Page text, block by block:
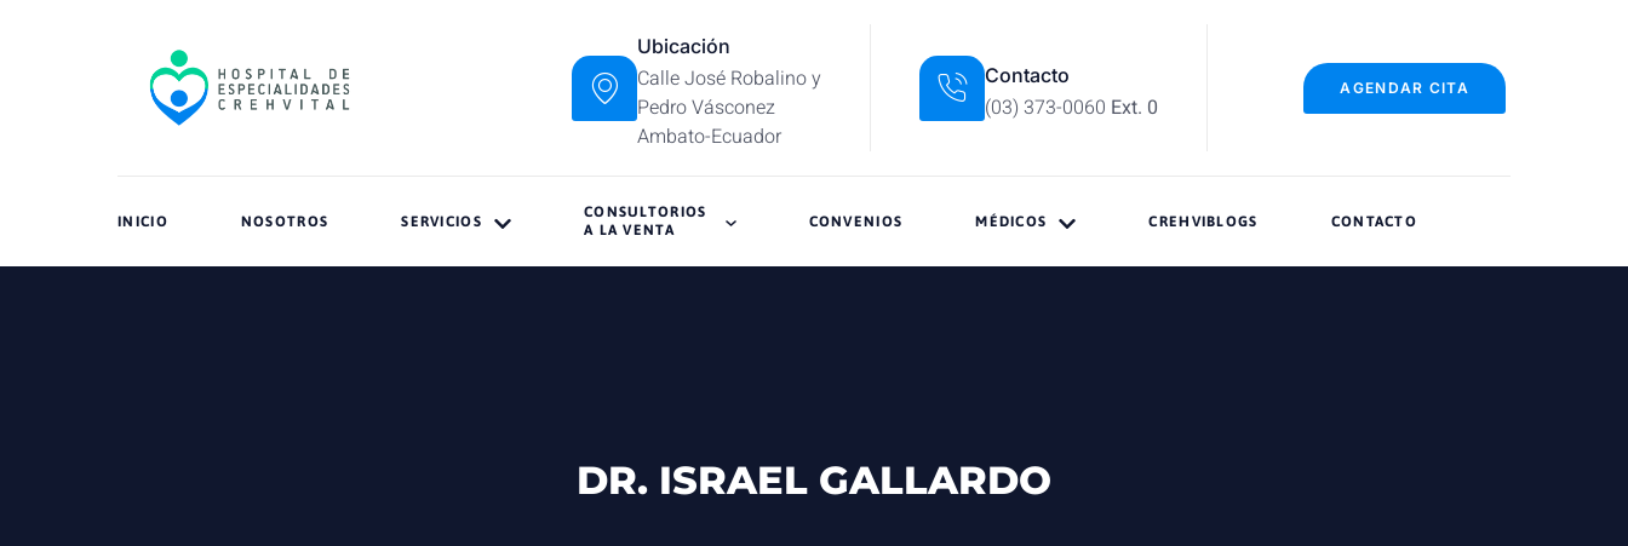
Ubicación
Calle José Robalino y
Pedro Vásconez
Ambato-Ecuador
Contacto
(03) 373-0060 Ext. 0
AGENDAR CITA
INICIO NOSOTROS SERVICIOS
CONSULTORIOS
A LA VENTA
CONVENIOS MÉDICOS CREHVIBLOGS CONTACTO
DR. ISRAEL GALLARDO